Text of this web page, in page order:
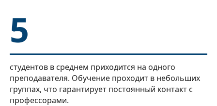
5
студентов в среднем приходится на одного
преподавателя. Обучение проходит в небольших
группах, что гарантирует постоянный контакт с
профессорами.